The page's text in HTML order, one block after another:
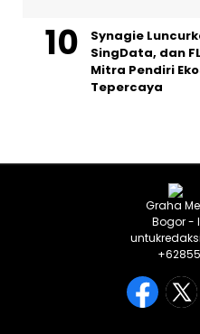
Synagie
SingData, dan
Mitra Pendiri
Tepercaya
Graha
Bogor -